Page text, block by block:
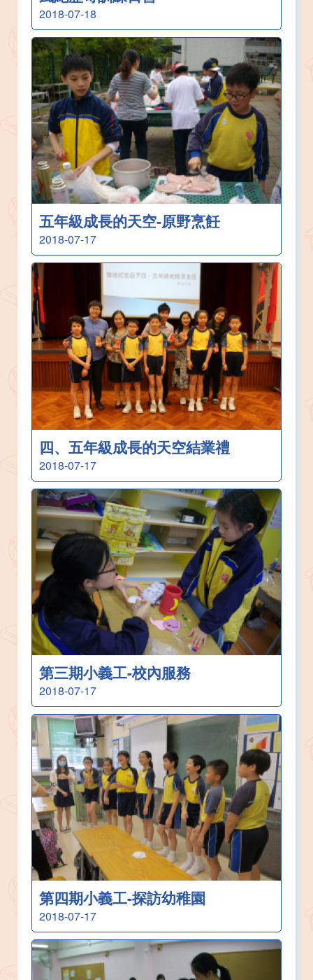
2018-07-18
五年級成長的天空-原野烹飪
2018-07-17
四、五年級成長的天空結業禮
2018-07-17
第三期小義工-校內服務
2018-07-17
第四期小義工-探訪幼稚園
2018-07-17